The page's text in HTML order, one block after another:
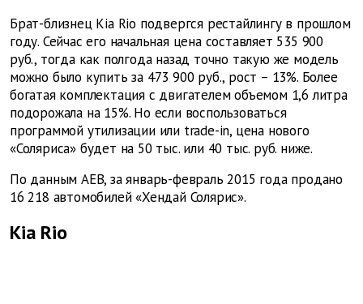
Брат-близнец Kia Rio подвергся рестайлингу в прошлом
году. Сейчас его начальная цена составляет 535 900
руб., тогда как полгода назад точно такую же модель
можно было купить за 473 900 руб., рост – 13%. Более
богатая комплектация с двигателем объемом 1,6 литра
подорожала на 15%. Но если воспользоваться
программой утилизации или trade-in, цена нового
«Соляриса» будет на 50 тыс. или 40 тыс. руб. ниже.
По данным AEB, за январь-февраль 2015 года продано
16 218 автомобилей «Хендай Солярис».
Kia Rio